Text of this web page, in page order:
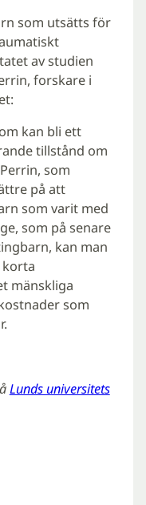
som utsätts för
av studien
forskare i
kan bli ett
tillstånd om
som
på att
som varit med
som på senare
kan man
mänskliga
som
Lunds universitets